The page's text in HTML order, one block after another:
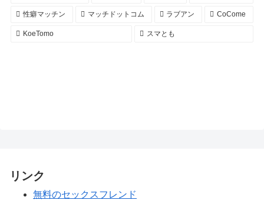
性癖マッチン マッチドットコム ラブアン CoCome
KoeTomo スマとも
リンク
無料のセックスフレンド